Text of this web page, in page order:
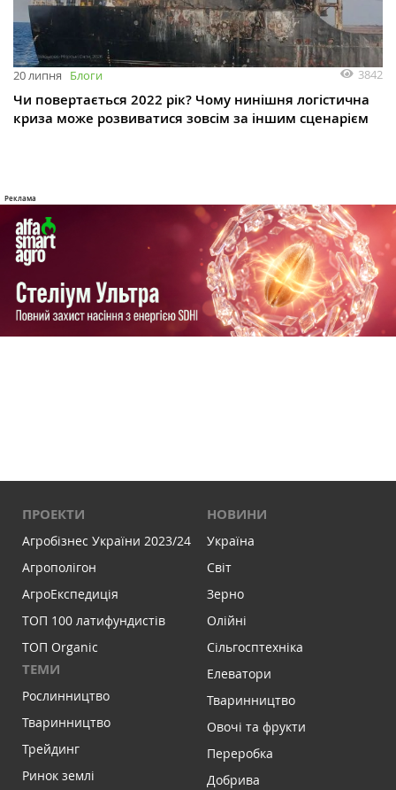
20 липня Блоги 3842
Чи повертається 2022 рік? Чому нинішня логістична
криза може розвиватися зовсім за іншим сценарієм
ПРОЕКТИ
Агробізнес України 2023/24
Агрополігон
АгроЕкспедиція
ТОП 100 латифундистів
ТОП Organic
ТЕМИ
Рослинництво
Тваринництво
Трейдинг
Ринок землі
НОВИНИ
Україна
Світ
Зерно
Олійні
Сільгосптехніка
Елеватори
Тваринництво
Овочі та фрукти
Переробка
Добрива